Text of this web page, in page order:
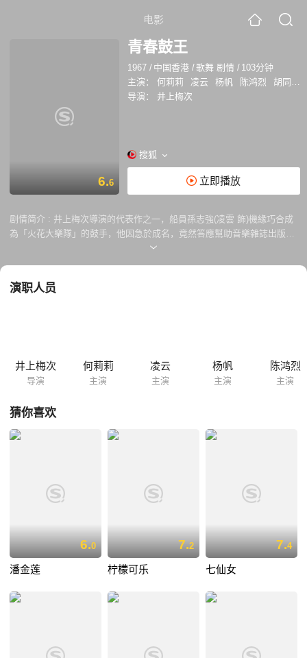
电影
6.6
青春鼓王
1967 / 中国香港 /歌舞 剧情 / 103分钟
主演：
何莉莉 凌云 杨帆 陈鸿烈 胡同
导演：
井上梅次
搜狐
立即播放
剧情简介 : 井上梅次導演的代表作之一，船員孫志強(凌雲 飾)機緣巧合成
為「火花大樂隊」的鼓手，他因急於成名，竟然答應幫助音樂雜誌出版人
李源明(魏平澳 飾)接近樂隊經理黃麗真(何莉莉 飾)，以換取源明的力捧。
演职人员
井上梅次
导演
何莉莉
主演
凌云
主演
杨帆
主演
陈鸿烈
主演
猜你喜欢
6.0
潘金莲
7.2
柠檬可乐
7.4
七仙女